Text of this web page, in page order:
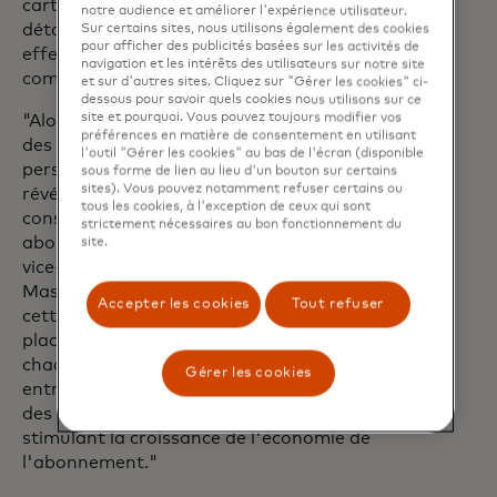
cartes d'accéder à des reçus numériques
détaillés pour les transactions
effectuées chez des centaines de
commerçants participants.
"Alors que les consommateurs exigent
des expériences plus intelligentes et plus
personnelles, nous sommes ravis de
révéler comment nous facilitons la
consultation et la gestion des
abonnements", a déclaré Gaurav Mittal,
vice-président exécutif d'Ethoca chez
Mastercard. "Ensemble, avec U.S. Bank,
cette technologie de nouvelle génération
place le consommateur au cœur de
chaque transaction, permettant aux
entreprises de renforcer la fidélisation
des titulaires de cartes, tout en
stimulant la croissance de l'économie de
l'abonnement."
notre audience et améliorer l'expérience utilisateur.
Sur certains sites, nous utilisons également des cookies
pour afficher des publicités basées sur les activités de
navigation et les intérêts des utilisateurs sur notre site
et sur d'autres sites. Cliquez sur "Gérer les cookies" ci-
dessous pour savoir quels cookies nous utilisons sur ce
site et pourquoi. Vous pouvez toujours modifier vos
préférences en matière de consentement en utilisant
l'outil "Gérer les cookies" au bas de l'écran (disponible
sous forme de lien au lieu d'un bouton sur certains
sites). Vous pouvez notamment refuser certains ou
tous les cookies, à l'exception de ceux qui sont
strictement nécessaires au bon fonctionnement du
site.
Accepter les cookies Tout refuser
Gérer les cookies